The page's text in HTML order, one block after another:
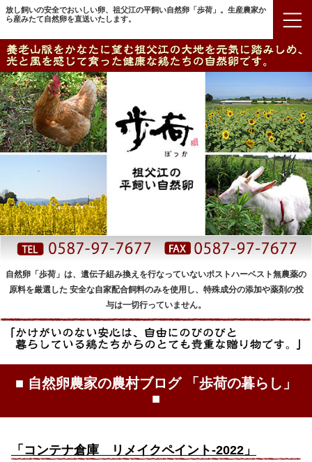
放し飼いの安全でおいしい卵、祖父江の平飼い自然卵「歩荷」。生産農家か
ら産みたて自然卵を直送いたします。
自然卵「歩荷」は、遺伝子組み換えを行なっていないポストハーベスト無農薬の
原料を厳選した 安全な自家配合飼料のみを使用し、特殊成分の添加や薬剤の投
与は一切行っていません。
■ 自然卵農家の農村ブログ 「歩荷の暮らし」
■
「コンテナ倉庫 リメイクペイント-2022」